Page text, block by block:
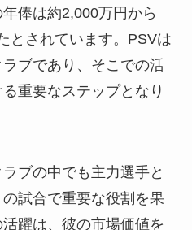
俸は約2,000万円から
とされています。PSVは
ブであり、そこでの活
重要なステップとなり
ブの中でも主力選手と
試合で重要な役割を果
躍は、彼の市場価値を